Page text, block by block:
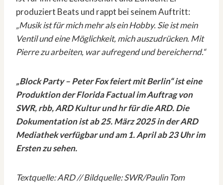
produziert Beats und rappt bei seinem Auftritt:
„Musik ist für mich mehr als ein Hobby. Sie ist mein
Ventil und eine Möglichkeit, mich auszudrücken. Mit
Pierre zu arbeiten, war aufregend und bereichernd.“
„Block Party – Peter Fox feiert mit Berlin“ ist eine
Produktion der Florida Factual im Auftrag von
SWR, rbb, ARD Kultur und hr für die ARD. Die
Dokumentation ist ab 25. März 2025 in der ARD
Mediathek verfügbar und am 1. April ab 23 Uhr im
Ersten zu sehen.
Textquelle: ARD // Bildquelle: SWR/Paulin Tom